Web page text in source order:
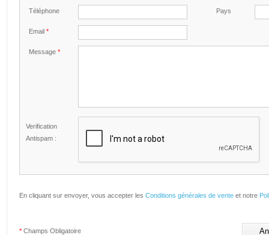
Téléphone Pays
Email *
Message *
Verification
Antispam :
En cliquant sur envoyer, vous accepter les Conditions générales de vente et notre
* Champs Obligatoire